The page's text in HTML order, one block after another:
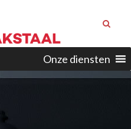
Onze diensten